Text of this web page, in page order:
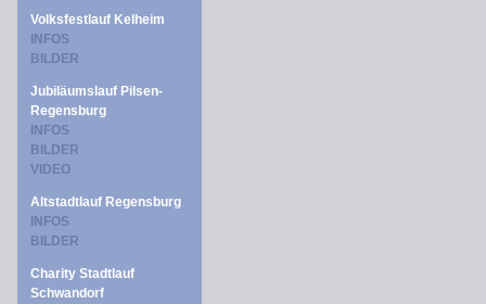
Volksfestlauf Kelheim
INFOS
BILDER
Jubiläumslauf Pilsen-
Regensburg
INFOS
BILDER
VIDEO
Altstadtlauf Regensburg
INFOS
BILDER
Charity Stadtlauf
Schwandorf